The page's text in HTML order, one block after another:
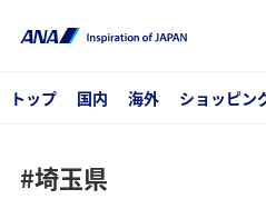
トップ 国内 海外 ショッピン
#埼玉県